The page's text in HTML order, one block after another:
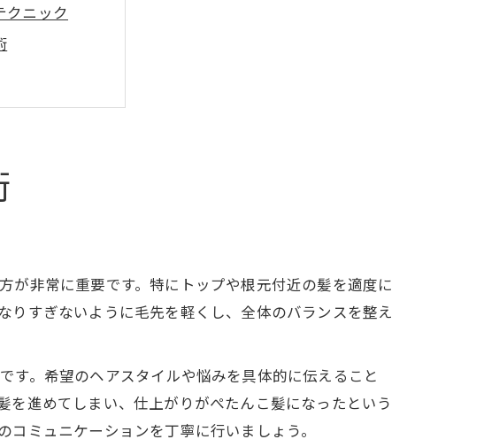
クニック
の工夫
用術
用法
の基本
び方
非常に重要です。特にトップや根元付近の髪を適度に
すぎないように毛先を軽くし、全体のバランスを整え
す。希望のヘアスタイルや悩みを具体的に伝えること
進めてしまい、仕上がりがぺたんこ髪になったという
ミュニケーションを丁寧に行いましょう。